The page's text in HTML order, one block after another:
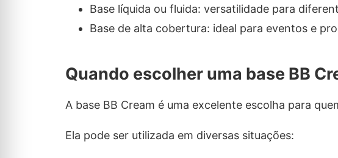
Base líquida ou fluida: versatilidade para
Base de alta cobertura: ideal para eventos e
Quando escolher uma base BB
A base BB Cream é uma excelente escolha para
Ela pode ser utilizada em diversas situações: